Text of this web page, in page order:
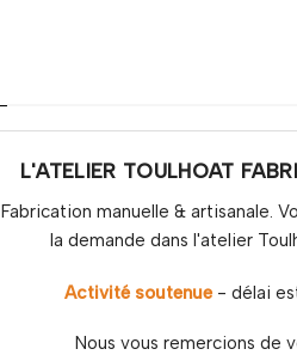
L'ATELIER TOULHOAT
Fabrication manuelle & artisanale.
la demande dans l'atelier
Activité soutenue- délai
Nous vous remercions de